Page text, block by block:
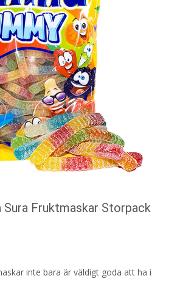
Fruktmaskar Storpack
inte bara är väldigt goda att ha i